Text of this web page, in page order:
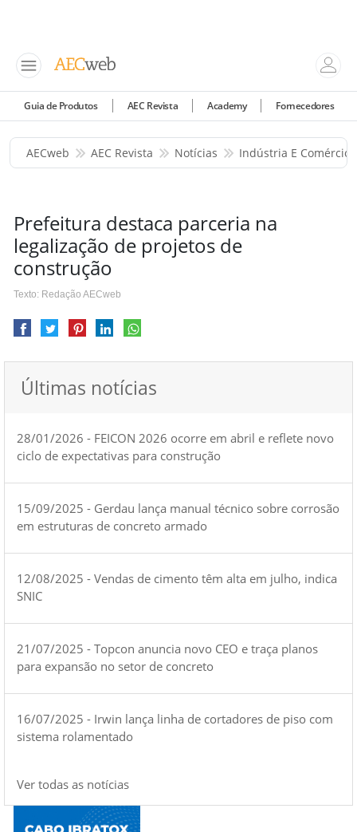
Guia de Produtos AEC Revista Academy Fornecedores
AECweb AEC Revista Notícias Indústria E Comércio
Prefeitura destaca parceria na
legalização de projetos de
construção
Texto: Redação AECweb
Últimas notícias
28/01/2026 - FEICON 2026 ocorre em abril e reflete novo
ciclo de expectativas para construção
15/09/2025 - Gerdau lança manual técnico sobre corrosão
em estruturas de concreto armado
12/08/2025 - Vendas de cimento têm alta em julho, indica
SNIC
21/07/2025 - Topcon anuncia novo CEO e traça planos
para expansão no setor de concreto
16/07/2025 - Irwin lança linha de cortadores de piso com
sistema rolamentado
Ver todas as notícias